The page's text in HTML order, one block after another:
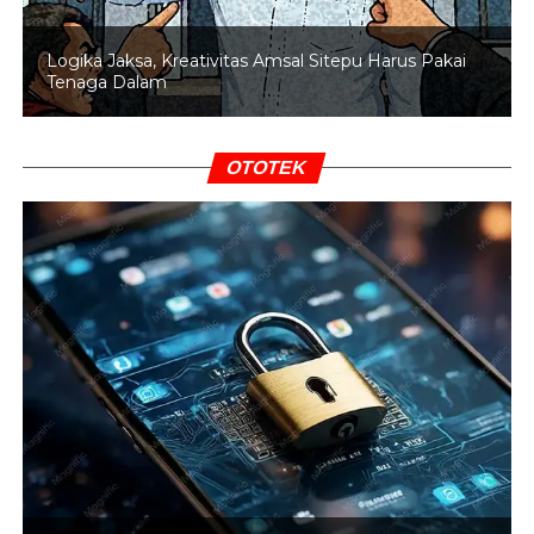
BACA JUGA
Indonesia akan Jadi Tuan Rumah
Sejumlah Turnamen Bulu Tangkis Internasional di
2026
Sementara itu, Fikri mengungkapkan kunci kemenangan
meski tertinggal jauh pada awal gim kedua. Momentum
kebangkitan itu menjadi titik balik bagi Fajar/Fikri untuk
mengendalikan pertandingan.
“Kalau melihat dari gim pertama, kami memang banyak
melakukan unforced error. Lalu di gim kedua start kami
sangat buruk sekali. Tertinggal sangat jauh poinnya, tapi
kami berusaha meyakinkan diri sendiri dan partner
bagaimana harus keluar dari tekanan ini dan
alhamdulillah, puji syukur berhasil,” kata Fikri.
Logika Jaksa, Kreativitas Amsal Sitepu Harus Pakai
Tenaga Dalam
OTOTEK